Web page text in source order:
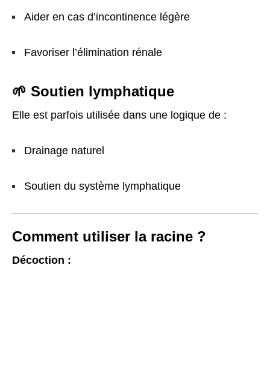
Aider en cas d’incontinence légère
Favoriser l’élimination rénale
🌱 Soutien lymphatique
Elle est parfois utilisée dans une logique de :
Drainage naturel
Soutien du système lymphatique
Comment utiliser la racine ?
Décoction :